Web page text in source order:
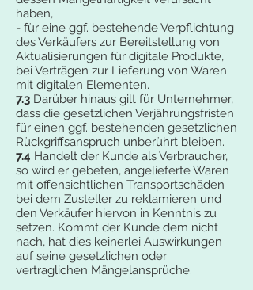
haben,
- für eine ggf. bestehende Verpflichtung
des Verkäufers zur Bereitstellung von
Aktualisierungen für digitale Produkte,
bei Verträgen zur Lieferung von Waren
mit digitalen Elementen.
7.3 Darüber hinaus gilt für Unternehmer,
dass die gesetzlichen Verjährungsfristen
für einen ggf. bestehenden gesetzlichen
Rückgriffsanspruch unberührt bleiben.
7.4 Handelt der Kunde als Verbraucher,
so wird er gebeten, angelieferte Waren
mit offensichtlichen Transportschäden
bei dem Zusteller zu reklamieren und
den Verkäufer hiervon in Kenntnis zu
setzen. Kommt der Kunde dem nicht
nach, hat dies keinerlei Auswirkungen
auf seine gesetzlichen oder
vertraglichen Mängelansprüche.